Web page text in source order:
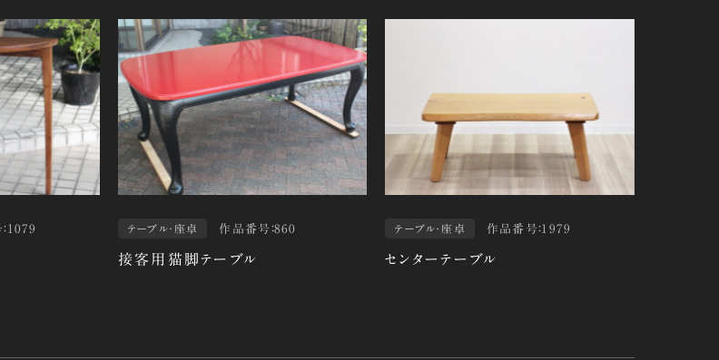
1079 テーブル・座卓 作品番号：860
接客用猫脚テーブル
テーブル・座卓 作品番号：1979
センターテーブル